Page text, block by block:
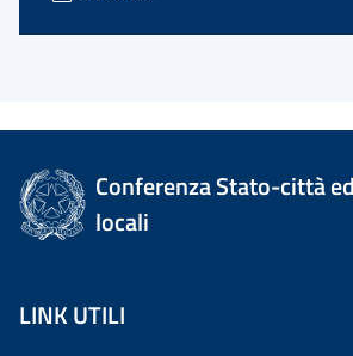
Conferenza Stato-città
locali
LINK UTILI